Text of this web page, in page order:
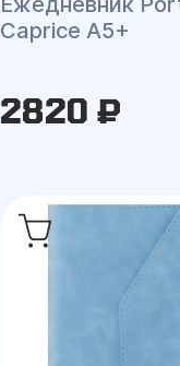
Caprice A5+
2820 ₽